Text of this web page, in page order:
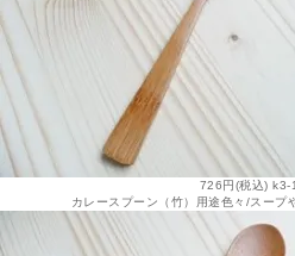
726円(税込) k3-
カレースプーン（竹）用途色々/スープ